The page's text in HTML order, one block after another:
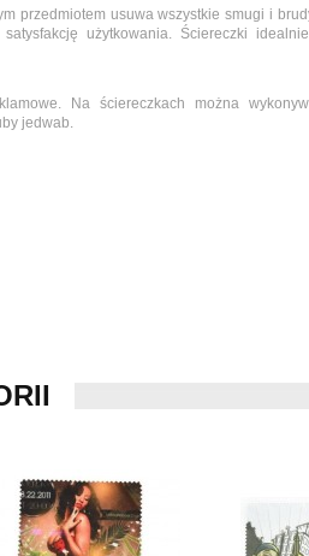
przedmiotem usuwa wszystkie smugi i
użytkowania. Ściereczki
Na ściereczkach można
jedwab.